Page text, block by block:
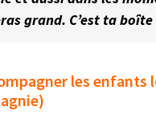
grand. C’est ta
les